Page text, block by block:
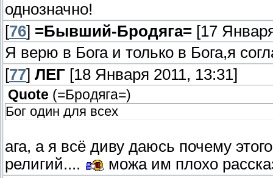
однозначно!
[76] =Бывший-Бродяга= [17
Я верю в Бога и только в Бога,я
[77] ЛЕГ [18 Января 2011, 13:31]
Quote (=Бродяга=)
Бог один для всех
ага, а я всё диву даюсь почему
религий....
можа им плохо